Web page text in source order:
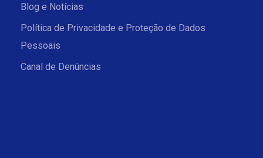
Blog e Notícias
Política de Privacidade e Proteção de Dados
Pessoais
Canal de Denúncias